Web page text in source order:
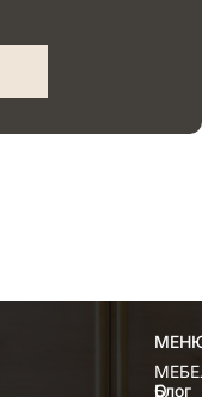
О
Блог